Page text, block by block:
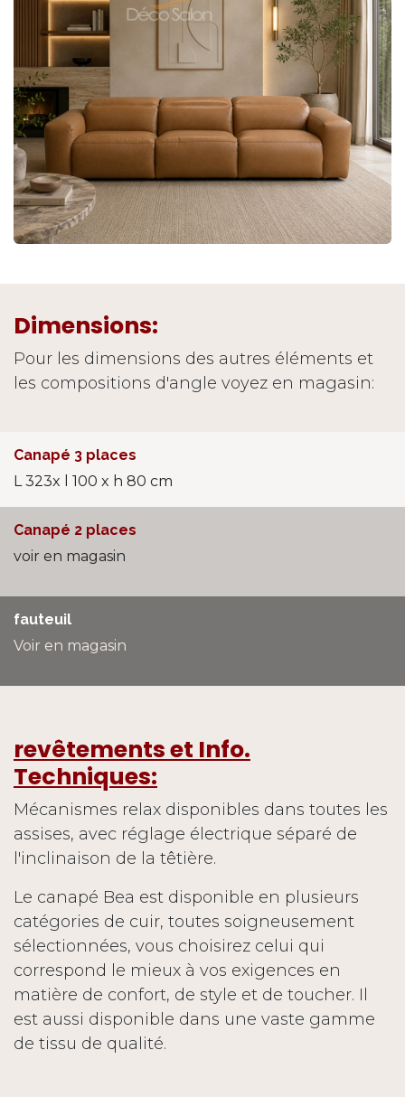
Dimensions:
Pour les dimensions des autres éléments et
les compositions d'angle voyez en magasin:
Canapé 3 places
L 323x l 100 x h 80 cm
Canapé 2 places
voir en magasin
fauteuil
Voir en magasin
revêtements et Info.
Techniques:
Mécanismes relax disponibles dans toutes les
assises, avec réglage électrique séparé de
l'inclinaison de la têtière.
Le canapé Bea est disponible en plusieurs
catégories de cuir, toutes soigneusement
sélectionnées, vous choisirez celui qui
correspond le mieux à vos exigences en
matière de confort, de style et de toucher. Il
est aussi disponible dans une vaste gamme
de tissu de qualité.